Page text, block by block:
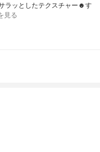
ラッとしたテクスチャー☻す
見る